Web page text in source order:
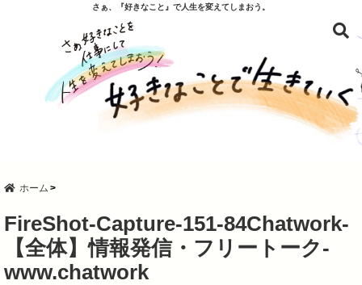
さぁ、『好きなこと』で人生を変えてしまおう。
ホーム
FireShot-Capture-151-84Chatwork-
【全体】情報発信・フリートーク-
www.chatwork